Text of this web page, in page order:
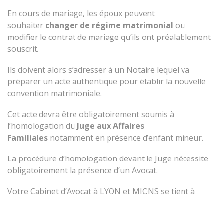
En cours de mariage, les époux peuvent
souhaiter changer de régime matrimonial ou
modifier le contrat de mariage qu’ils ont préalablement
souscrit.
Ils doivent alors s’adresser à un Notaire lequel va
préparer un acte authentique pour établir la nouvelle
convention matrimoniale.
Cet acte devra être obligatoirement soumis à
l’homologation du Juge aux Affaires
Familiales notamment en présence d’enfant mineur.
La procédure d’homologation devant le Juge nécessite
obligatoirement la présence d’un Avocat.
Votre Cabinet d’Avocat à LYON et MIONS se tient à